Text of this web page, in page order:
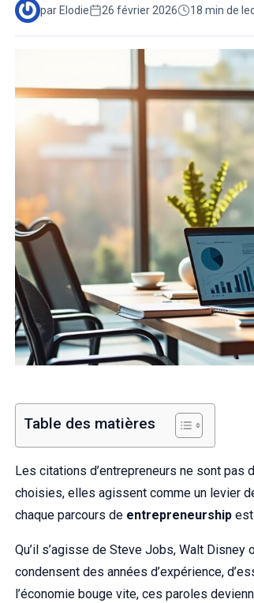
par Elodie 26 février 2026 18 min de
Table des matières
Les citations d’entrepreneurs ne sont pas
choisies, elles agissent comme un levier
chaque parcours de entrepreneurship
Qu’il s’agisse de Steve Jobs, Walt
condensent des années d’expérience,
l’économie bouge vite, ces paroles